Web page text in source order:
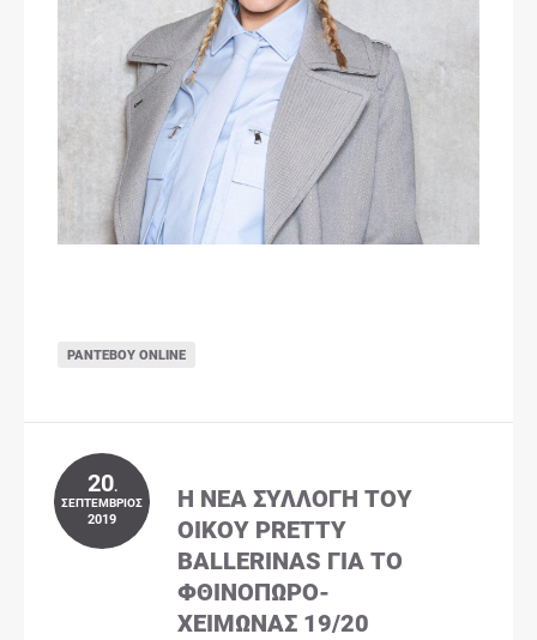
ΡΑΝΤΕΒΟΎ ONLINE
20.
ΣΕΠΤΈΜΒΡΙΟΣ
2019
Η ΝΈΑ ΣΥΛΛΟΓΉ ΤΟΥ
ΟΊΚΟΥ PRETTY
BALLERINAS ΓΙΑ ΤΟ
ΦΘΙΝΌΠΩΡΟ-
ΧΕΙΜΏΝΑΣ 19/20